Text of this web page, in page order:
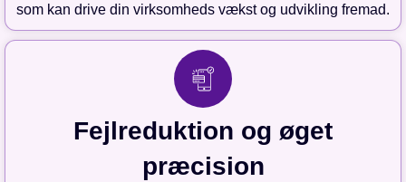
som kan drive din virksomheds vækst og udvikling fremad.
Fejlreduktion og øget
præcision